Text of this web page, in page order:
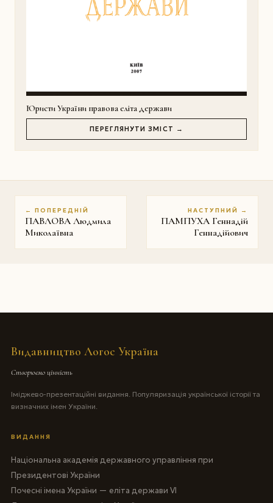
Юристи України правова еліта держави
ПЕРЕГЛЯНУТИ ЗМІСТ →
← ПОПЕРЕДНІЙ
ПАВЛОВА Людмила
Миколаївна
НАСТУПНИЙ →
ПАМПУХА Геннадій
Геннадійович
Видавництво Логос Україна
Створюємо цінність
Іміджево-презентаційні видання. Популяризація української історії та
визначних імен України.
ВИДАННЯ
Національна академія державного управління при
Президентові України
Почесні імена України — еліта держави VI